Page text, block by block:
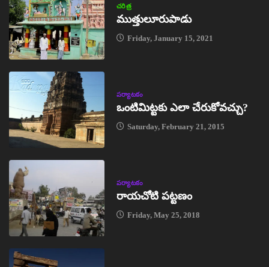
చరిత్ర
ముత్తులూరుపాడు
Friday, January 15, 2021
పర్యాటకం
ఒంటిమిట్టకు ఎలా చేరుకోవచ్చు?
Saturday, February 21, 2015
పర్యాటకం
రాయచోటి పట్టణం
Friday, May 25, 2018